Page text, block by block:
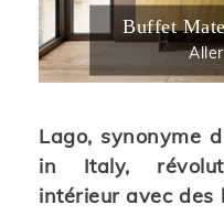
Buffet
Lago, synonyme
in Italy,
intérieur avec